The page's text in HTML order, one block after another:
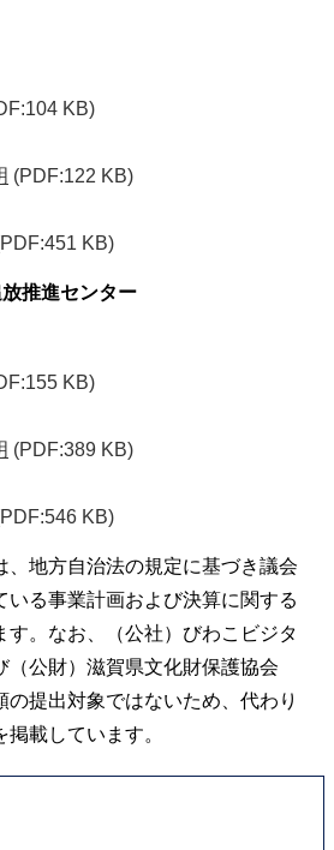
KB)
(PDF:122 KB)
KB)
推進センター
KB)
(PDF:389 KB)
KB)
地方自治法の規定に基づき議会
いる事業計画および決算に関する
す。なお、（公社）びわこビジタ
（公財）滋賀県文化財保護協会
の提出対象ではないため、代わり
載しています。